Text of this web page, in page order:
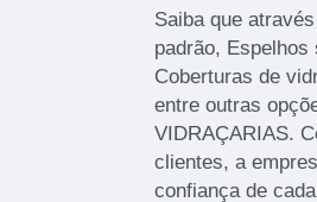
Saiba que
padrão,
Coberturas de
entre outras
VIDRAÇARIAS.
clientes, a
confiança de